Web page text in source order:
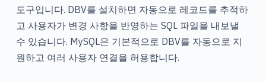
도구입니다. DBV를 설치하면 자동으로 레코드를 추적하
고 사용자가 변경 사항을 반영하는 SQL 파일을 내보낼
수 있습니다. MySQL은 기본적으로 DBV를 자동으로 지
원하고 여러 사용자 연결을 허용합니다.